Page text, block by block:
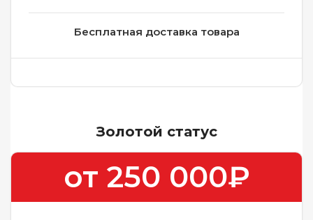
Бесплатная доставка товара
Золотой статус
от 250 000₽